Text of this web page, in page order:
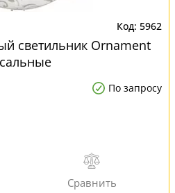
5962
светильник Ornament
По запросу